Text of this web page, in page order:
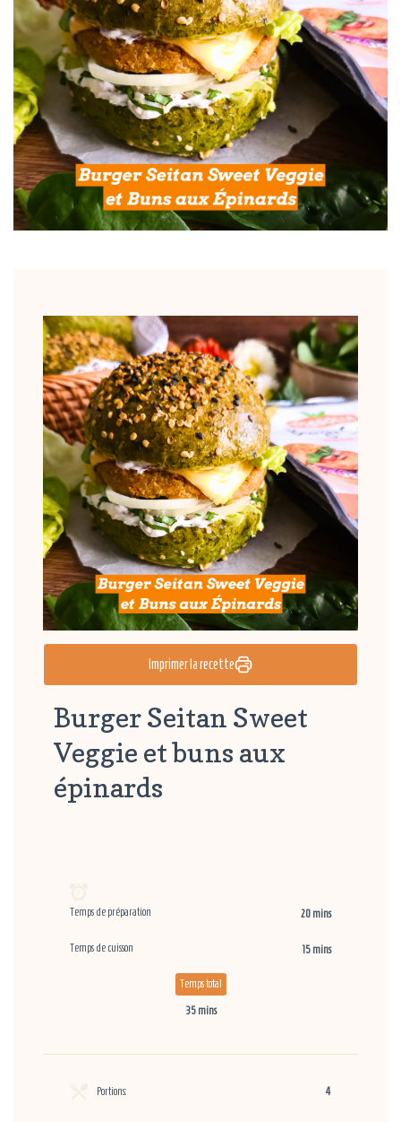
Imprimer la recette
Burger Seitan Sweet
Veggie et buns aux
épinards
Temps de préparation 20 mins
Temps de cuisson 15 mins
Temps total
35 mins
Portions: 4